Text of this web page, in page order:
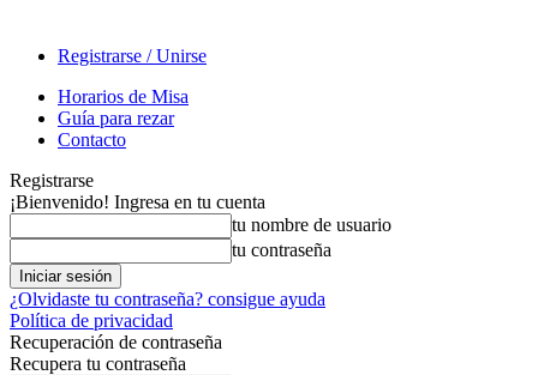
Registrarse / Unirse
Horarios de Misa
Guía para rezar
Contacto
Registrarse
¡Bienvenido! Ingresa en tu cuenta
tu nombre de usuario
tu contraseña
¿Olvidaste tu contraseña? consigue ayuda
Política de privacidad
Recuperación de contraseña
Recupera tu contraseña